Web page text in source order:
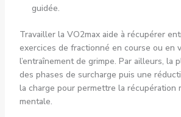
guidée.
Travailler la VO2max aide à récupérer
exercices de fractionné en course ou en
l’entraînement de grimpe. Par ailleurs, la
des phases de surcharge puis une
la charge pour permettre la récupération
mentale.